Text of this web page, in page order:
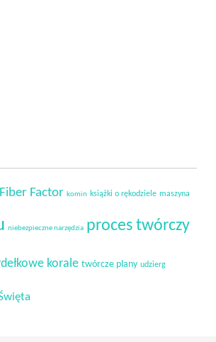
Fiber Factor komin książki o rękodziele maszyna
niebezpieczne narzędzia proces twórczy
korale twórcze plany udzierg